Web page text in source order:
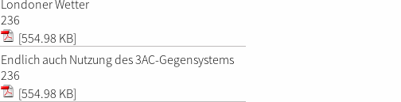
Londoner Wetter
236
[554.98 KB]
Endlich auch Nutzung des 3AC-Gegensystems
236
[554.98 KB]